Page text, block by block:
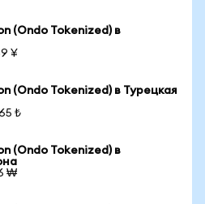
(Ondo Tokenized) в
¥
(Ondo Tokenized) в Турецкая
₺
(Ondo Tokenized) в
₩